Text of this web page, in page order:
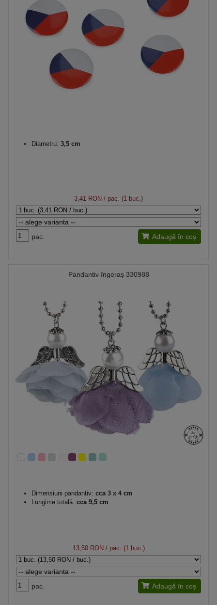
Diametru: 3,5 cm
3,41 RON / pac. (1 buc.)
pac. Adaugă în coș
Pandantiv îngeraș 330988
Dimensiuni pandantiv: cca 3 x 4 cm
Lungime totală: cca 9,5 cm
13,50 RON/ pac. (1 buc.)
pac. Adaugă în coș